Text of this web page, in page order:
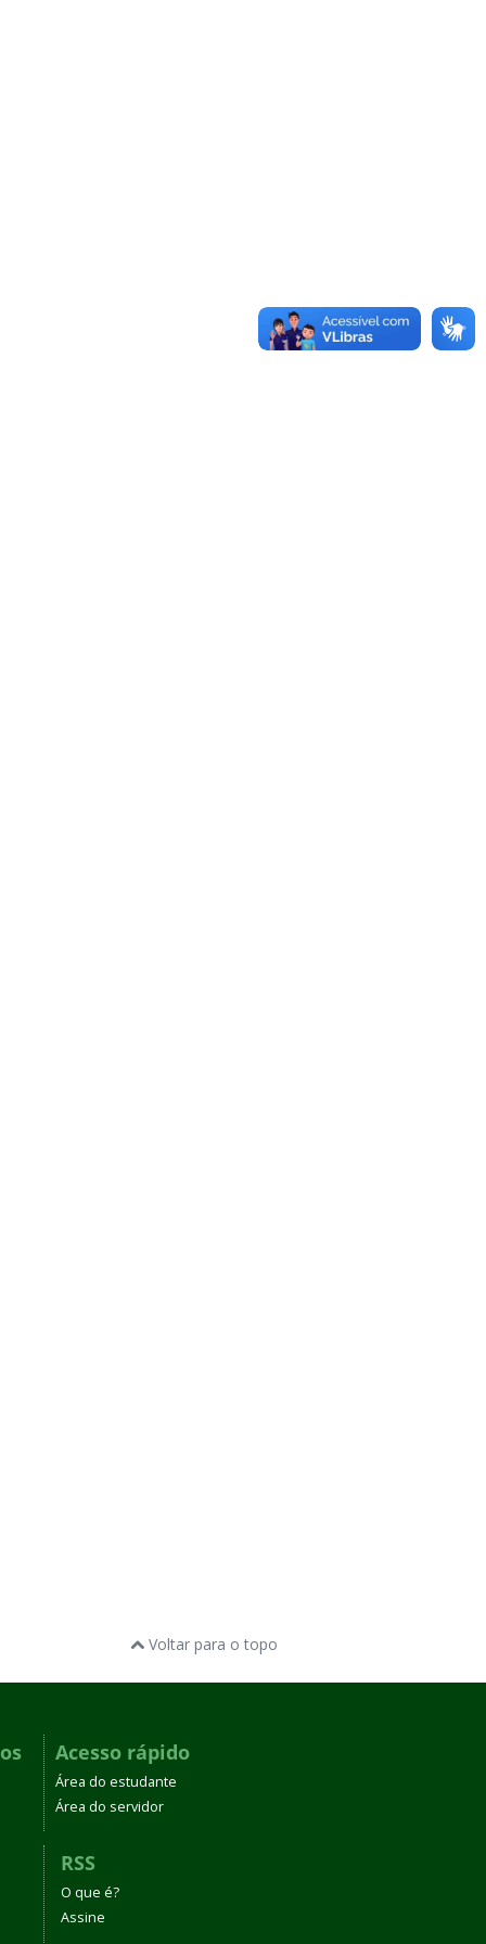
Voltar para o topo
Acesso rápido
Área do estudante
Área do servidor
RSS
O que é?
Assine